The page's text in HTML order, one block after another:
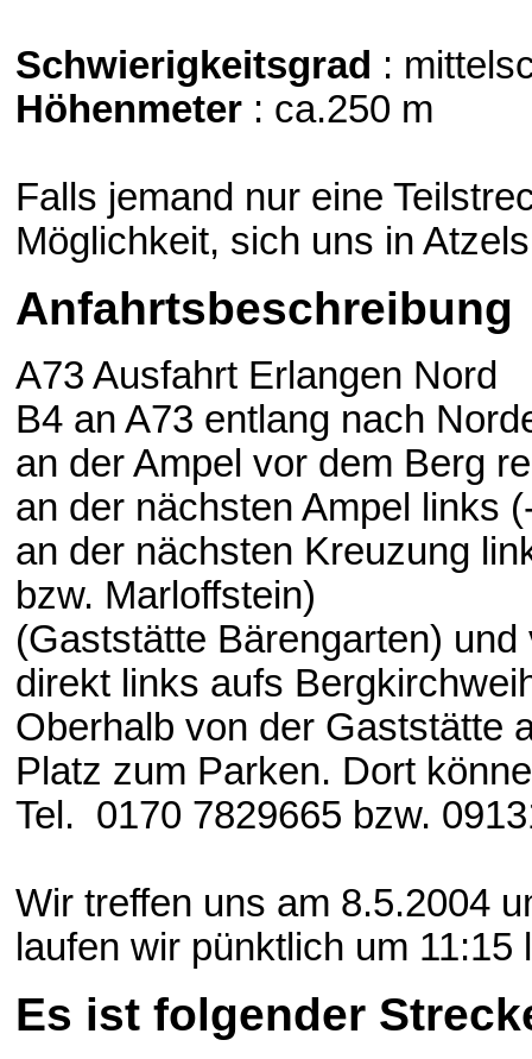
Schwierigkeitsgrad :
Höhenmeter : ca.250 m
Falls jemand nur eine
Möglichkeit, sich uns in
Anfahrtsbeschreibung
A73 Ausfahrt Erlangen Nord
B4 an A73 entlang nach
an der Ampel vor dem Berg
an der nächsten Ampel links
an der nächsten Kreuzung
bzw. Marloffstein)
(Gaststätte Bärengarten) und
direkt links aufs
Oberhalb von der Gaststätte
Platz zum Parken. Dort
Tel. 0170 7829665 bzw.
Wir treffen uns am 8.5.2004
laufen wir pünktlich um 11:15
Es ist folgender